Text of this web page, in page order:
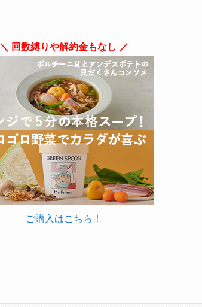
＼ 回数縛りや解約金もなし ／
ご購入はこちら！